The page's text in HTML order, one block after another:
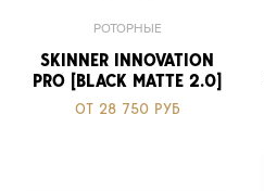
РОТОРНЫЕ
SKINNER INNOVATION
PRO [BLACK MATTE 2.0]
ОТ 28 750 РУБ